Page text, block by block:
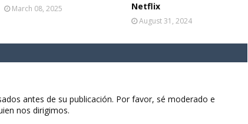
March 08, 2025
Netflix
August 31, 2024
antes de su publicación. Por favor, sé moderado e
nos dirigimos.